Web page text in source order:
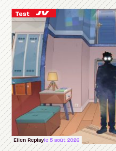
Test
Ellen Replayle 5 août 2026